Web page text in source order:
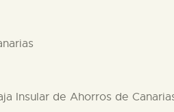
Insular de Ahorros de